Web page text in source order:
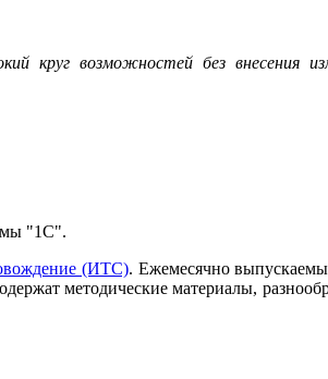
круг возможностей без внесения
"1С".
(ИТС). Ежемесячно
методические материалы,